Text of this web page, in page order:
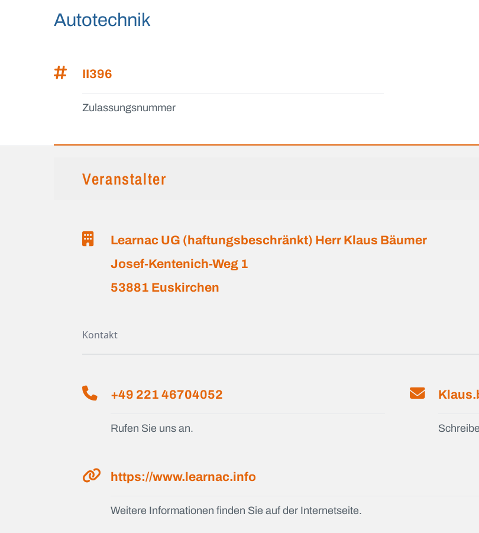
Autotechnik
II396
Zulassungsnummer
Veranstalter
Learnac UG (haftungsbeschränkt) Herr Klaus Bäumer
Josef-Kentenich-Weg 1
53881 Euskirchen
Kontakt
+49 221 46704052
Rufen Sie uns an.
https://www.learnac.info
Weitere Informationen finden Sie auf der Internetseite.